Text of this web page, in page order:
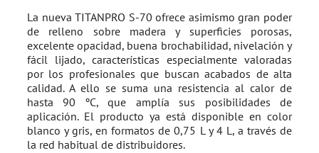
La nueva TITANPRO S-70 ofrece asimismo gran poder
de relleno sobre madera y superficies porosas,
excelente opacidad, buena brochabilidad, nivelación y
fácil lijado, características especialmente valoradas
por los profesionales que buscan acabados de alta
calidad. A ello se suma una resistencia al calor de
hasta 90 ºC, que amplía sus posibilidades de
aplicación. El producto ya está disponible en color
blanco y gris, en formatos de 0,75 L y 4 L, a través de
la red habitual de distribuidores.